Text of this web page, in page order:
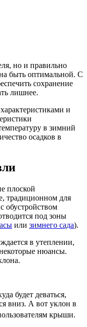
но и правильно
быть оптимальной. С
сохранение
лишнее.
и
в зимний
осадков в
плоской
традиционном для
обустройством
под зоны
или зимнего сада).
в утеплении,
нюансы.
будет деваться,
вниз. А вот уклон в
крыши.